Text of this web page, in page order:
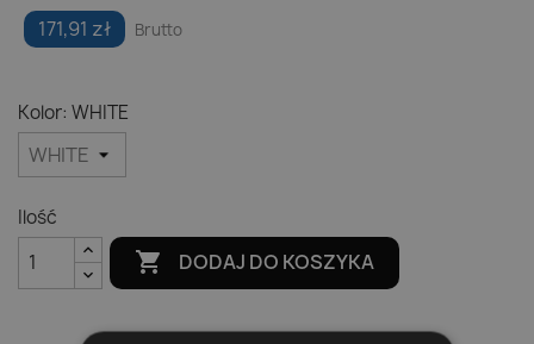
171,91 zł Brutto
Kolor: WHITE
Ilość
 DODAJ DO KOSZYKA